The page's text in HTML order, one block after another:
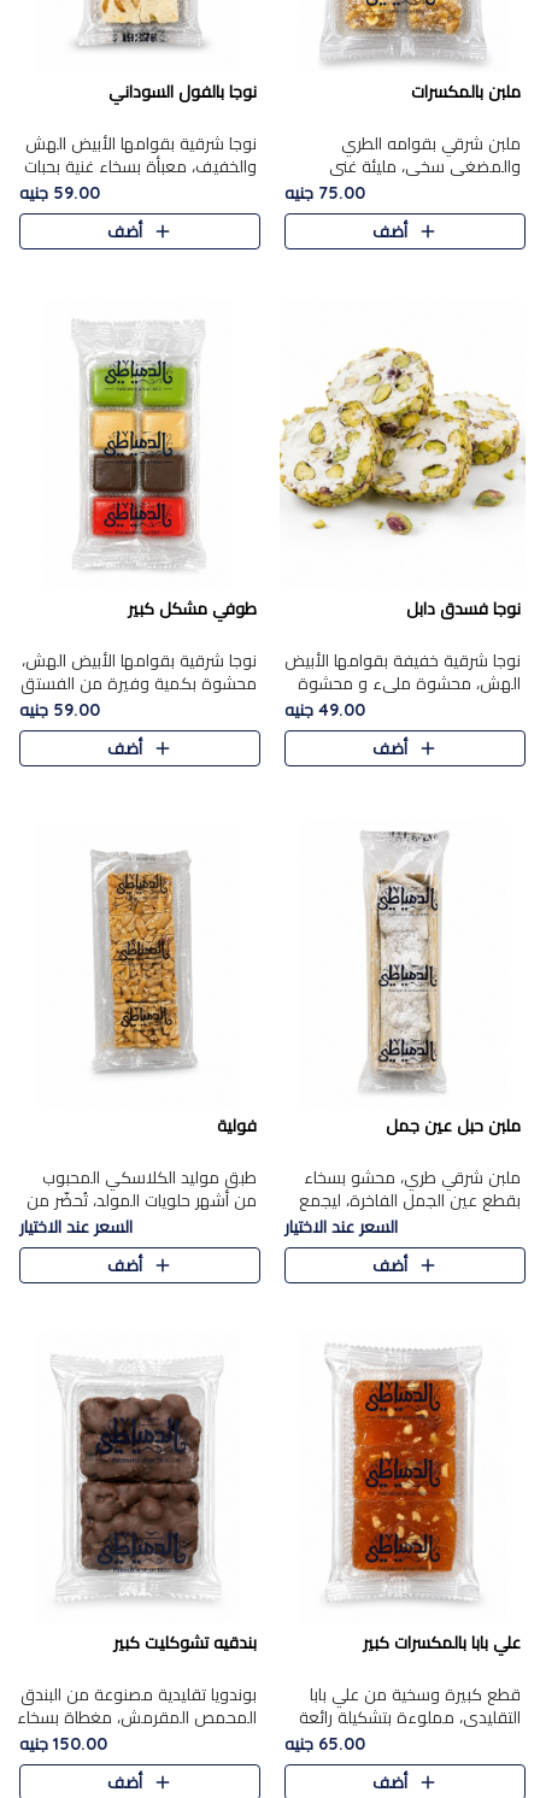
ملبن بالمكسرات
ملبن شرقي بقوامه الطري
والمضغي سخي، مليئة غني
بتشكيلة فاخرة من المكسرات
مشكلة المختارة التي تقدم تضيف
قرمشة مميزة مرضية ونكهة
75.00 جنيه
أضف
نوجا بالفول السوداني
نوجا شرقية بقوامها الأبيض الهش
والخفيف، معبأة بسخاء غنية بحبات
الفول السوداني المحمص التي
يقدم تضيف قرمشة مميزة مرضية
وتوازنًا رائعًا مع حلا..
59.00 جنيه
أضف
نوجا فسدق دابل
نوجا شرقية خفيفة بقوامها الأبيض
الهش، محشوة مليء و محشوة
بـكمية وفيرة من الفستق الفاخر
لتمنحك نكهة مكسرات غنية
وقرمشة مميزة في كل قطعة و
49.00 جنيه
أضف
طوفي مشكل كبير
نوجا شرقية بقوامها الأبيض الهش،
محشوة بكمية وفيرة من الفستق
الفاخر لتمنحك نكهة غنية وقرمشة
مميزة في كل قطعة، لتجربة تجمع
بين الفخامة والمذاق..
59.00 جنيه
أضف
ملبن حبل عين جمل
ملبن شرقي طري، محشو بسخاء
بقطع عين الجمل الفاخرة، ليجمع
بين القوام الناعم وقرمشة الجوز
في مذاق شرقي أصيل.
السعر عند الاختيار
أضف
فولية
طبق موليد الكلاسكي المحبوب
من أشهر حلويات المولد، تُحضّر من
فول سوداني محمص بعناية
ومغلف بطبقة رقيقة من السكر
المكرمل، لتمنحك قرمشة أصيلة
السعر عند الاختيار
أضف
علي بابا بالمكسرات كبير
قطع كبيرة وسخية من علي بابا
التقليدي، مملوءة بتشكيلة رائعة
من المكسرات المحمصة المحمرة.
65.00 جنيه
أضف
بندقيه تشوكليت كبير
بوندويا تقليدية مصنوعة من البندق
المحمص المقرمش، مغطاة بسخاء
بشوكولاتة فاخرة غنية لتحقيق
التوازن المثالي بين قوام القرمشة
ونكهة الشوكولاتة ا..
150.00 جنيه
أضف